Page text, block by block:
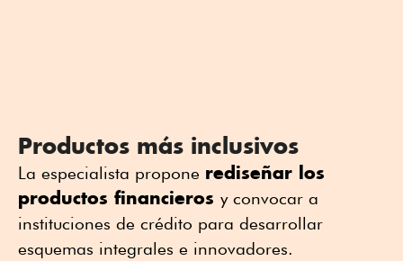
Productos más inclusivos
La especialista propone rediseñar los
productos financieros y convocar a
instituciones de crédito para desarrollar
esquemas integrales e innovadores.